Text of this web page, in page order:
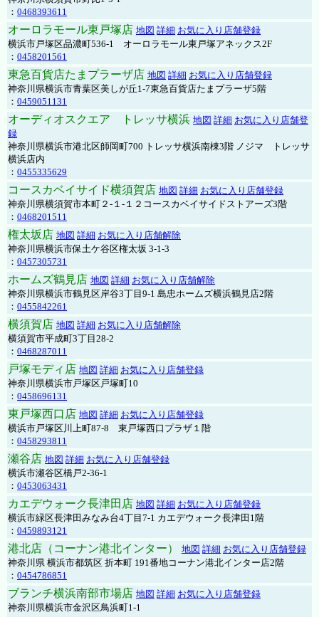
： 0468393611
オーロラモール東戸塚店 地図 詳細 お気に入り店舗登録
横浜市戸塚区品濃町536-1 オーロラモール東戸塚アネックス2F
： 0458201561
東急百貨店たまプラーザ店 地図 詳細 お気に入り店舗登録
神奈川県横浜市青葉区美しが丘1-7東急百貨店たまプラーザ5階
： 0459051131
オーディオスクエア トレッサ横浜 地図 詳細 お気に入り店舗登
録
神奈川県横浜市港北区師岡町700 トレッサ横浜南棟3階 ノジマ トレッサ
横浜店内
： 0455335629
コースカベイサイド横須賀店 地図 詳細 お気に入り店舗登録
神奈川県横須賀市本町２-１-１２コースカベイサイドストアーズ3階
： 0468201511
権太坂店 地図 詳細 お気に入り店舗解除
神奈川県横浜市保土ケ谷区権太坂 3-1-3
： 0457305731
ホームズ鶴見店 地図 詳細 お気に入り店舗解除
神奈川県横浜市鶴見区岸谷3丁目9-1 島忠ホームズ横浜鶴見店2階
： 0455842261
横須賀店 地図 詳細 お気に入り店舗解除
横須賀市平成町3丁目28-2
： 0468287011
戸塚モディ店 地図 詳細 お気に入り店舗登録
神奈川県横浜市戸塚区戸塚町10
： 0458696131
東戸塚西口店 地図 詳細 お気に入り店舗登録
横浜市戸塚区川上町87-8 東戸塚西口プラザ１階
： 0458293811
瀬谷店 地図 詳細 お気に入り店舗登録
横浜市瀬谷区橋戸2-36-1
： 0453063431
カエデウォーク長津田店 地図 詳細 お気に入り店舗登録
横浜市緑区長津田みなみ台4丁目7-1 カエデウォーク長津田1階
： 0459893121
港北店（コーナン港北インター） 地図 詳細 お気に入り店舗登録
神奈川県 横浜市都筑区 折本町 191番地コーナン港北インター店2階
： 0454786851
ブランチ横浜南部市場店 地図 詳細 お気に入り店舗登録
神奈川県横浜市金沢区鳥浜町1-1